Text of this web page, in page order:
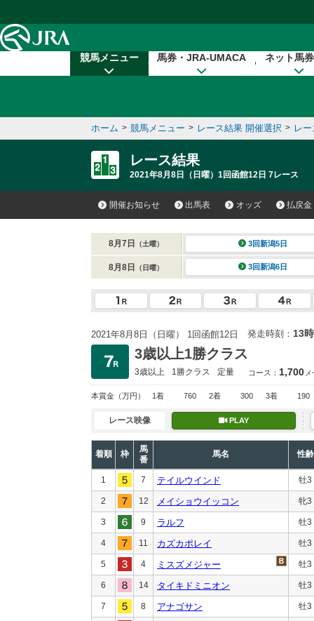
競馬メニュー 馬券・JRA-UMACA ネット馬
ホーム > 競馬メニュー > レース結果 開催選択 > レ
レース結果
2021年8月8日（日曜）1回函館12日 7レース
開催お知らせ 出馬表 オッズ 払戻金
8月7日 （土曜） 3回新潟5日
8月8日 （日曜） 3回新潟6日
2021年8月8日（日曜） 1回函館12日 発走時刻： 13
3歳以上1勝クラス
3歳以上 1勝クラス 定量 コース： 1,700
本賞金 （万円） 1着 760 2着 300 3着 190
レース映像 PLAY
着順 枠
馬
番
馬名 性齢
1 7 テイルウインド 牡3
2 12 メイショウイッコン 牝3
3 9 ラルフ 牡3
4 11 カズカポレイ 牡3
5 4 ミスズメジャー 牡3
6 14 タイキドミニオン 牡3
7 8 アナゴサン 牡3